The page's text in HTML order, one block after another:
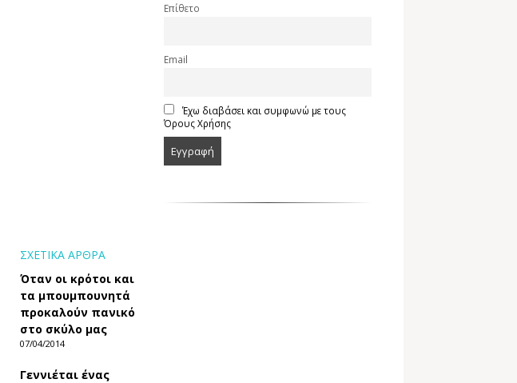
ΣΧΕΤΙΚΑ ΑΡΘΡΑ
Όταν οι κρότοι και
τα μπουμπουνητά
προκαλούν πανικό
στο σκύλο μας
07/04/2014
Γεννιέται ένας
Επίθετο
Email
Έχω διαβάσει και συμφωνώ με τους
Όρους Χρήσης